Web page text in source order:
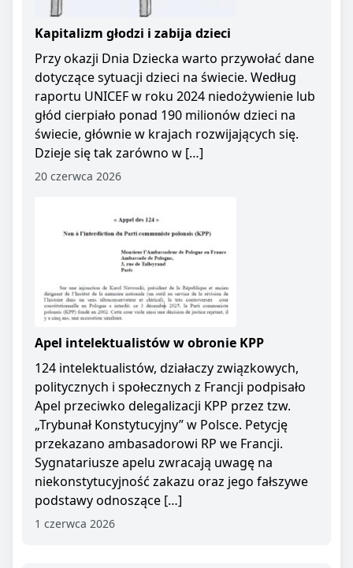
Kapitalizm głodzi i zabija dzieci
Przy okazji Dnia Dziecka warto przywołać dane
dotyczące sytuacji dzieci na świecie. Według
raportu UNICEF w roku 2024 niedożywienie lub
głód cierpiało ponad 190 milionów dzieci na
świecie, głównie w krajach rozwijających się.
Dzieje się tak zarówno w […]
20 czerwca 2026
Apel intelektualistów w obronie KPP
124 intelektualistów, działaczy związkowych,
politycznych i społecznych z Francji podpisało
Apel przeciwko delegalizacji KPP przez tzw.
„Trybunał Konstytucyjny” w Polsce. Petycję
przekazano ambasadorowi RP we Francji.
Sygnatariusze apelu zwracają uwagę na
niekonstytucyjność zakazu oraz jego fałszywe
podstawy odnoszące […]
1 czerwca 2026